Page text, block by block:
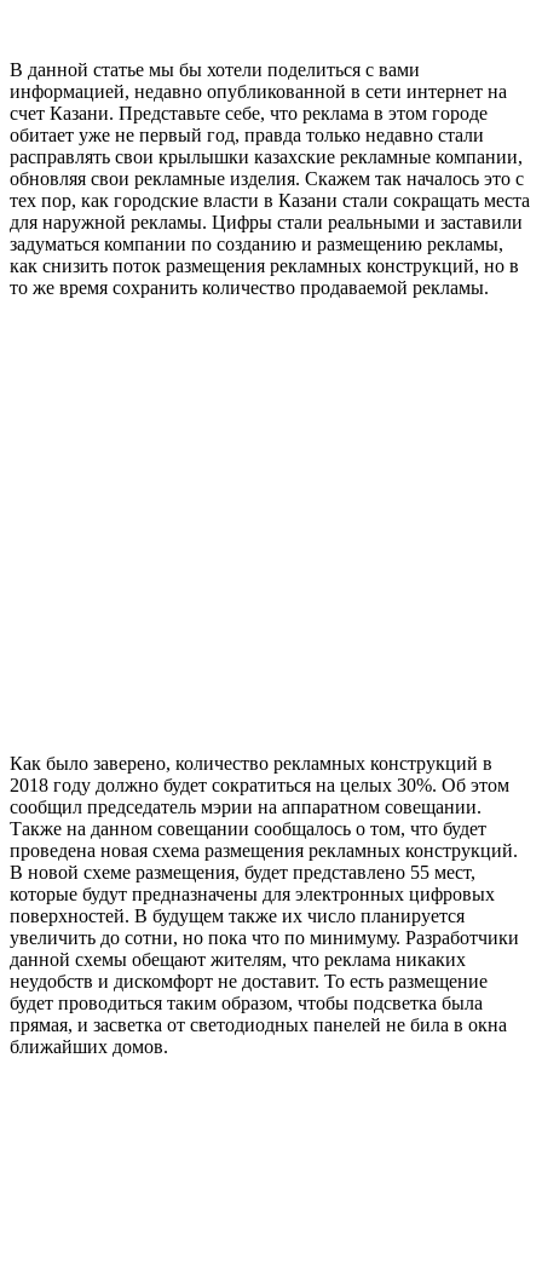
В данной статье мы бы хотели поделиться с вами
информацией, недавно опубликованной в сети интернет на
счет Казани. Представьте себе, что реклама в этом городе
обитает уже не первый год, правда только недавно стали
расправлять свои крылышки казахские рекламные компании,
обновляя свои рекламные изделия. Скажем так началось это с
тех пор, как городские власти в Казани стали сокращать места
для наружной рекламы. Цифры стали реальными и заставили
задуматься компании по созданию и размещению рекламы,
как снизить поток размещения рекламных конструкций, но в
то же время сохранить количество продаваемой рекламы.
Как было заверено, количество рекламных конструкций в
2018 году должно будет сократиться на целых 30%. Об этом
сообщил председатель мэрии на аппаратном совещании.
Также на данном совещании сообщалось о том, что будет
проведена новая схема размещения рекламных конструкций.
В новой схеме размещения, будет представлено 55 мест,
которые будут предназначены для электронных цифровых
поверхностей. В будущем также их число планируется
увеличить до сотни, но пока что по минимуму. Разработчики
данной схемы обещают жителям, что реклама никаких
неудобств и дискомфорт не доставит. То есть размещение
будет проводиться таким образом, чтобы подсветка была
прямая, и засветка от светодиодных панелей не била в окна
ближайших домов.